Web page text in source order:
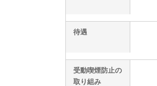
待遇
受動喫煙防止の
取り組み